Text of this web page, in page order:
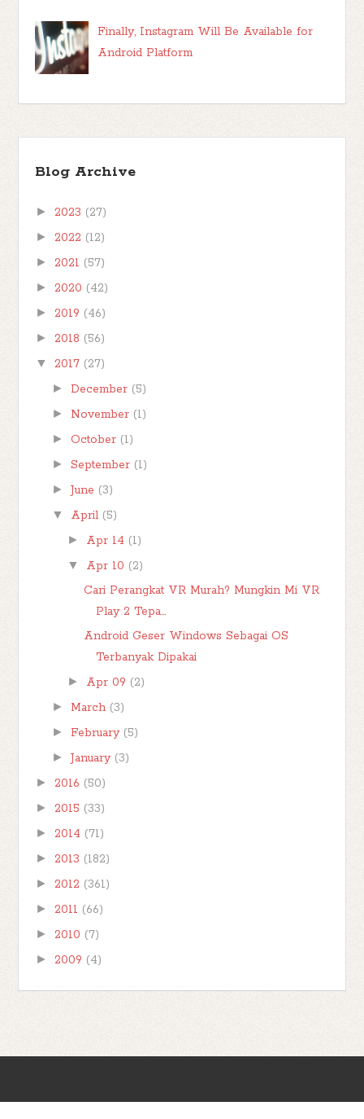
Finally, Instagram Will Be Available for
Android Platform
Blog Archive
► 2023 (27)
► 2022 (12)
► 2021 (57)
► 2020 (42)
► 2019 (46)
► 2018 (56)
▼ 2017 (27)
► December (5)
► November (1)
► October (1)
► September (1)
► June (3)
▼ April (5)
► Apr 14 (1)
▼ Apr 10 (2)
Cari Perangkat VR Murah? Mungkin Mi VR
Play 2 Tepa...
Android Geser Windows Sebagai OS
Terbanyak Dipakai
► Apr 09 (2)
► March (3)
► February (5)
► January (3)
► 2016 (50)
► 2015 (33)
► 2014 (71)
► 2013 (182)
► 2012 (361)
► 2011 (66)
► 2010 (7)
► 2009 (4)